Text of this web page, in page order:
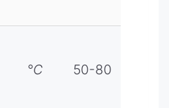
°C 50-80